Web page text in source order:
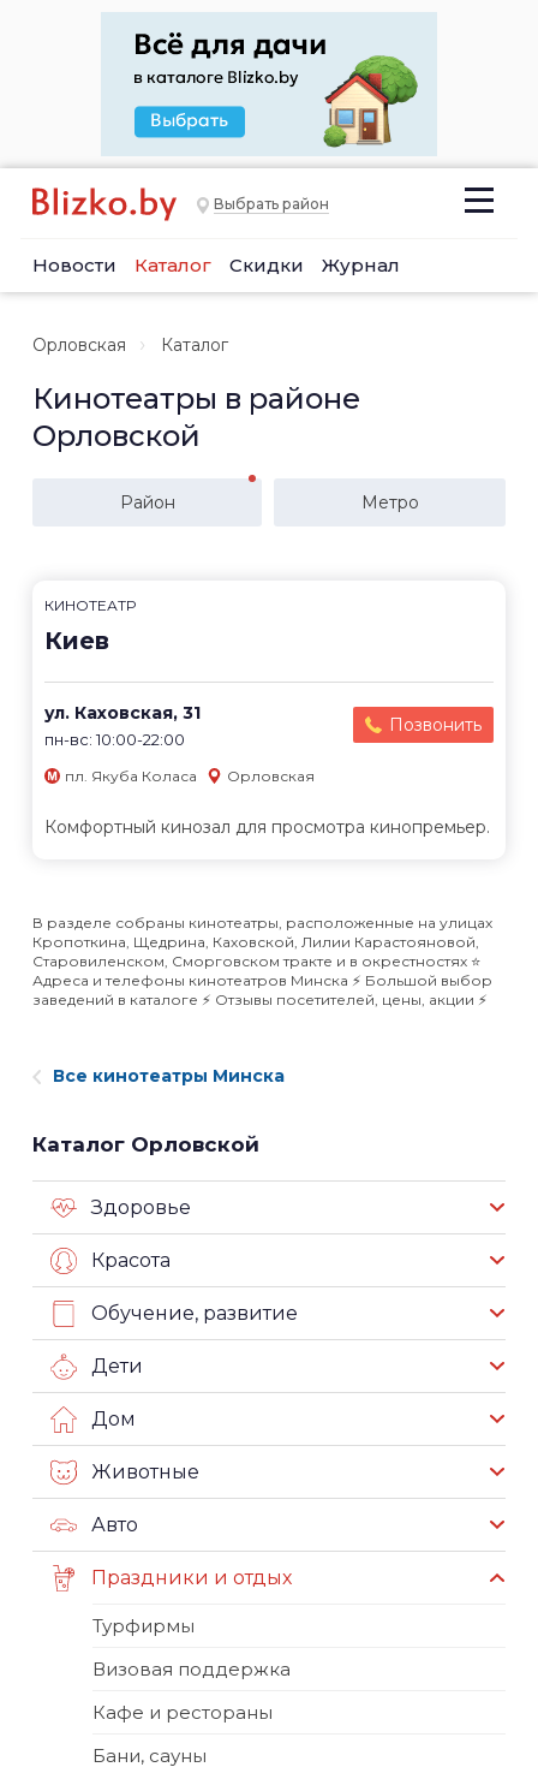
Выбрать район
Новости Каталог Скидки Журнал
Орловская Каталог
Кинотеатры в районе
Орловской
Район Метро
КИНОТЕАТР
Киев
ул. Каховская, 31
пн-вс: 10:00-22:00
Позвонить
пл. Якуба Коласа Орловская
Комфортный кинозал для просмотра кинопремьер.
В разделе собраны кинотеатры, расположенные на улицах
Кропоткина, Щедрина, Каховской, Лилии Карастояновой,
Старовиленском, Сморговском тракте и в окрестностях ⭐️
Адреса и телефоны кинотеатров Минска ⚡️ Большой выбор
заведений в каталоге ⚡️ Отзывы посетителей, цены, акции ⚡️
Все кинотеатры Минска
Каталог Орловской
Здоровье
Красота
Обучение, развитие
Дети
Дом
Животные
Авто
Праздники и отдых
Турфирмы
Визовая поддержка
Кафе и рестораны
Бани, сауны